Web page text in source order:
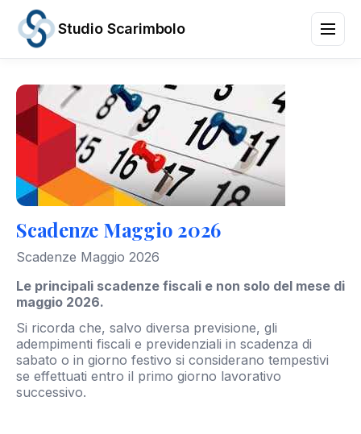
Studio Scarimbolo
Servizi
Aree
di
Attività
e
Scadenze
siamo
Contatti
/ EN
Scadenze Maggio 2026
Scadenze Maggio 2026
Le principali scadenze fiscali e non solo del mese di
maggio 2026.
Si ricorda che, salvo diversa previsione, gli
adempimenti fiscali e previdenziali in scadenza di
sabato o in giorno festivo si considerano tempestivi
se effettuati entro il primo giorno lavorativo
successivo.